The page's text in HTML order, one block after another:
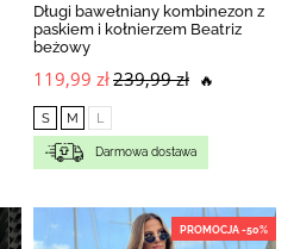
Długi bawełniany kombinezon z
paskiem i kołnierzem Beatriz
beżowy
119,99 zł239,99 zł 🔥
S M L
Darmowa dostawa
PROMOCJA -50%